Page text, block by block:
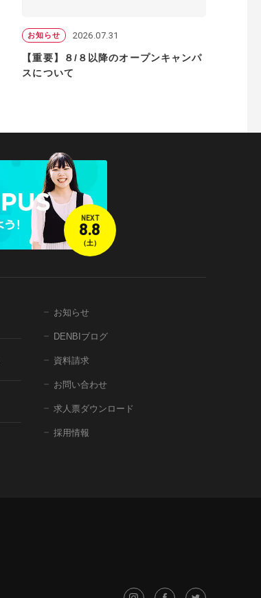
お知らせ 2026.07.31
【重要】８/８以降のオープンキャンパ
スについて
NEXT
8.8
（土）
お知らせ
DENBIブログ
資料請求
お問い合わせ
求人票ダウンロード
採用情報